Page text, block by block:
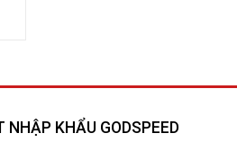
KHẨU GODSPEED